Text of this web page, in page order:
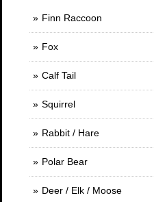
Finn Raccoon
Fox
Calf Tail
Squirrel
Rabbit / Hare
Polar Bear
Deer / Elk / Moose